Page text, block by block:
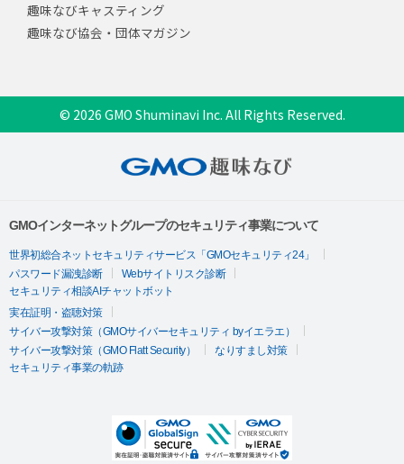
趣味なびキャスティング
趣味なび協会・団体マガジン
© 2026 GMO Shuminavi Inc. All Rights Reserved.